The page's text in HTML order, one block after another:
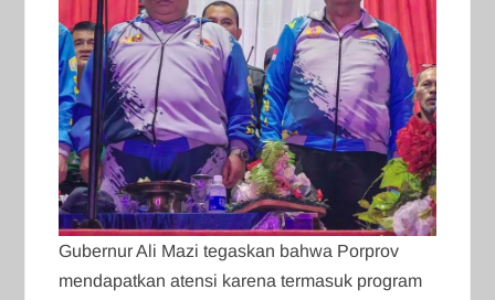
Gubernur Ali Mazi tegaskan bahwa Porprov
mendapatkan atensi karena termasuk program